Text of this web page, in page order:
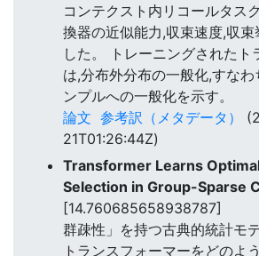
コンテクスト内リコールタス
換器の近似能力,収束速度,収
した。 トレーニングされたト
は,分布外分布の一般化,すな
ンプルへの一般化を示す。
論文 参考訳（メタデータ）
21T01:26:44Z)
Transformer Learns
Selection in Group-Sparse
[14.760685658938787]
群疎性」を持つ古典的統計モ
トランスフォーマーをどのよ